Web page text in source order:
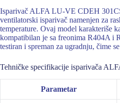
Isparivač ALFA LU-VE CDEH
ventilatorski isparivač namenjen za
temperature. Ovaj model karakteriše
kompatibilan je sa freonima R404A i
testiran i spreman za ugradnju, čime
Tehničke specifikacije isparivača
Parametar